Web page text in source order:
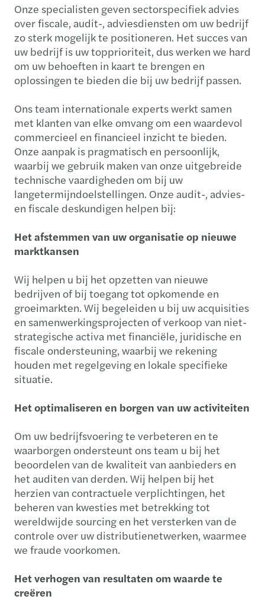
Onze specialisten geven sectorspecifiek advies
over fiscale, audit-, adviesdiensten om uw bedrijf
zo sterk mogelijk te positioneren. Het succes van
uw bedrijf is uw topprioriteit, dus werken we hard
om uw behoeften in kaart te brengen en
oplossingen te bieden die bij uw bedrijf passen.
Ons team internationale experts werkt samen
met klanten van elke omvang om een waardevol
commercieel en financieel inzicht te bieden.
Onze aanpak is pragmatisch en persoonlijk,
waarbij we gebruik maken van onze uitgebreide
technische vaardigheden om bij uw
langetermijndoelstellingen. Onze audit-, advies-
en fiscale deskundigen helpen bij:
Het afstemmen van uw organisatie op nieuwe
marktkansen
Wij helpen u bij het opzetten van nieuwe
bedrijven of bij toegang tot opkomende en
groeimarkten. Wij begeleiden u bij uw acquisities
en samenwerkingsprojecten of verkoop van niet-
strategische activa met financiële, juridische en
fiscale ondersteuning, waarbij we rekening
houden met regelgeving en lokale specifieke
situatie.
Het optimaliseren en borgen van uw activiteiten
Om uw bedrijfsvoering te verbeteren en te
waarborgen ondersteunt ons team u bij het
beoordelen van de kwaliteit van aanbieders en
het auditen van derden. Wij helpen bij het
herzien van contractuele verplichtingen, het
beheren van kwesties met betrekking tot
wereldwijde sourcing en het versterken van de
controle over uw distributienetwerken, waarmee
we fraude voorkomen.
Het verhogen van resultaten om waarde te
creëren